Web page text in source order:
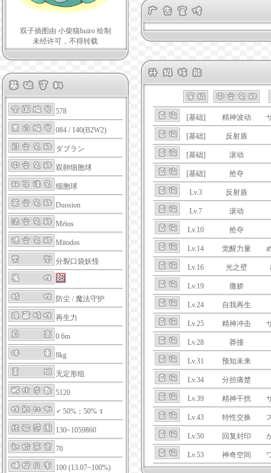
双子插图由 小柴猫huiro 绘制
未经许可，不得转载
578
084 / 140(B2W2)
ダブラン
双卵细胞球
细胞球
Duosion
Méios
Mitodos
分裂口袋妖怪
防尘 / 魔法守护
再生力
0.6m
8kg
无定形组
5120
♂ 50%：50% ♀
130~1059860
70
100 (13.07~100%)
[基础] 精神波动
[基础] 反射盾
[基础] 滚动
[基础] 抢夺
Lv.3 反射盾
Lv.7 滚动
Lv.10 抢夺
Lv.14 觉醒力量
Lv.16 光之壁
Lv.19 撒娇
Lv.24 自我再生
Lv.25 精神冲击
Lv.28 莽撞
Lv.31 预知未来
Lv.34 分担痛楚
Lv.39 精神干扰
Lv.43 特性交换
Lv.50 回复封印
Lv.53 神奇空间